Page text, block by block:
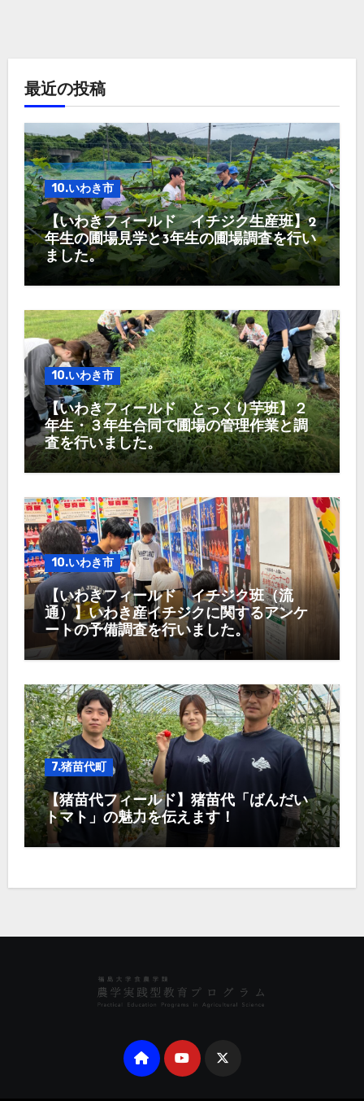
最近の投稿
10.いわき市
【いわきフィールド イチジク生産班】2
年生の圃場見学と3年生の圃場調査を行い
ました。
10.いわき市
【いわきフィールド とっくり芋班】２
年生・３年生合同で圃場の管理作業と調
査を行いました。
10.いわき市
【いわきフィールド イチジク班（流
通）】いわき産イチジクに関するアンケ
ートの予備調査を行いました。
7.猪苗代町
【猪苗代フィールド】猪苗代「ばんだい
トマト」の魅力を伝えます！